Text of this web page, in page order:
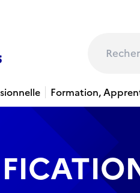
Formation,